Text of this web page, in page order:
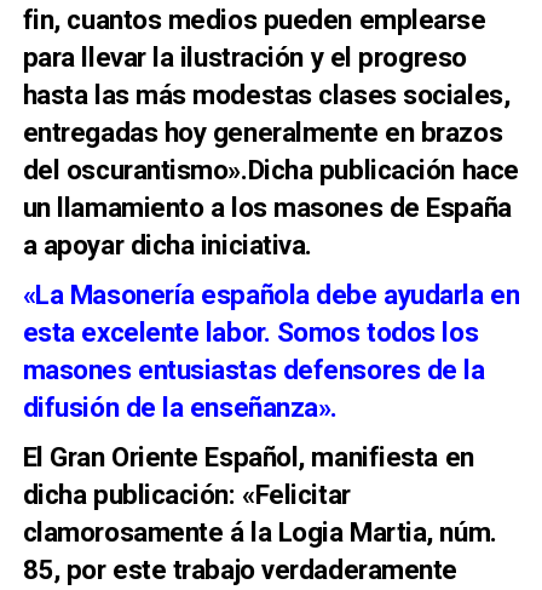
fin, cuantos medios pueden emplearse
para llevar la ilustración y el progreso
hasta las más modestas clases sociales,
entregadas hoy generalmente en brazos
del oscurantismo».Dicha publicación hace
un llamamiento a los masones de España
a apoyar dicha iniciativa.
«La Masonería española debe ayudarla en
esta excelente labor. Somos todos los
masones entusiastas defensores de la
difusión de la enseñanza».
El Gran Oriente Español, manifiesta en
dicha publicación: «Felicitar
clamorosamente á la Logia Martia, núm.
85, por este trabajo verdaderamente